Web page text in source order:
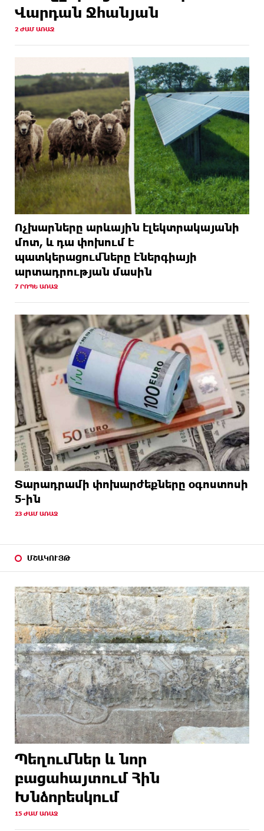
Վարդան Ջհանյան
2 ԺԱՄ ԱՌԱՋ
Ոչխարները արևային էլեկտրակայանի
մոտ, և դա փոխում է
պատկերացումները էներգիայի
արտադրության մասին
7 ՐՈՊԵ ԱՌԱՋ
Տարադրամի փոխարժեքները օգոստոսի
5-ին
23 ԺԱՄ ԱՌԱՋ
ՄՇԱԿՈՒՅԹ
Պեղումներ և նոր
բացահայտում Հին
Խնձորեսկում
15 ԺԱՄ ԱՌԱՋ